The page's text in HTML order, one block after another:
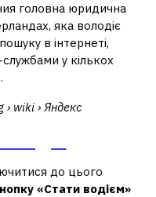
головна юридична
яка володіє
в інтернеті,
у кількох
wiki › Яндекс
до цього
«Стати водієм»